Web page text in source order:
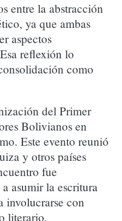
entre la abstracción
ya que ambas
aspectos
reflexión lo
como
del Primer
Bolivianos en
Este evento reunió
y otros países
fue
asumir la escritura
involucrarse con
literario.